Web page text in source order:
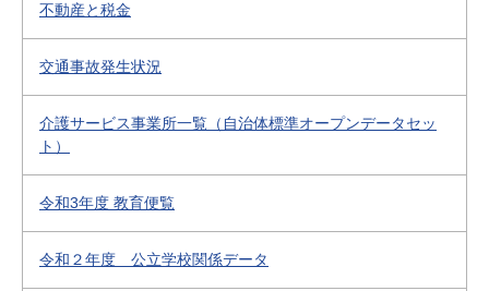
不動産と税金
交通事故発生状況
介護サービス事業所一覧（自治体標準オープンデータセッ
ト）
令和3年度 教育便覧
令和２年度 公立学校関係データ